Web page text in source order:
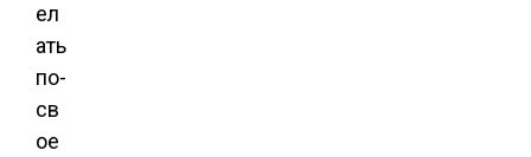
ел
ать
по-
св
ое